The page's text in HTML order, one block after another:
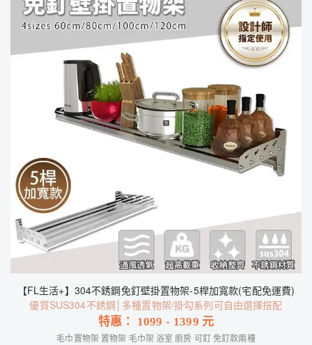
【FL生活+】304不銹鋼免釘壁掛置物架-5桿加寬款(宅配免運費)
優質SUS304不銹鋼│多種置物架/掛勾系列可自由選擇搭配
特惠： 1099 - 1399 元
毛巾置物架 置物架 毛巾架 浴室 廚房 可釘 免釘款兩種